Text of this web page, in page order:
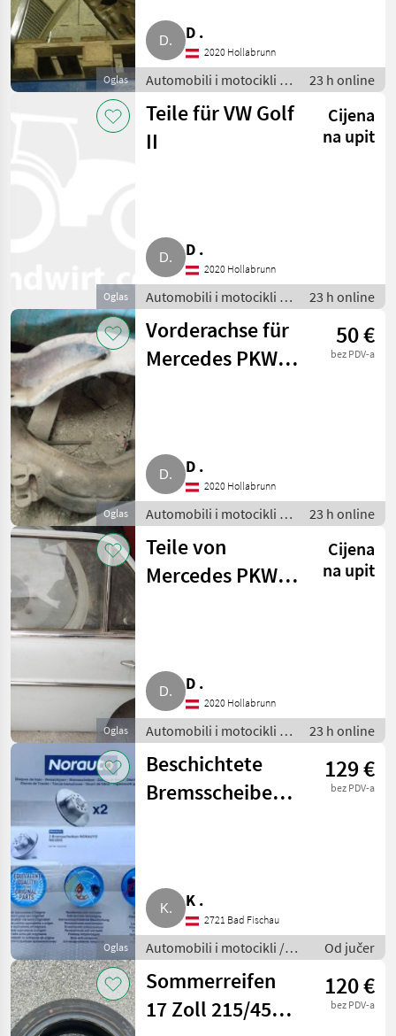
MARKETPLACE
Marketplace
Ponude
trgovaca
Mali
oglasi
Oglas
D .
2020 Hollabrunn
Automobili i motocikli /
Dijelovi za automobile
23 h online
Oglas
Teile für VW Golf
II
Cijena
na upit
D .
2020 Hollabrunn
Automobili i motocikli /
Dijelovi za automobile
23 h online
Oglas
Vorderachse für
Mercedes PKW
50 €
bez PDV-a
D .
2020 Hollabrunn
Automobili i motocikli /
Dijelovi za automobile
23 h online
Oglas
Teile von
Mercedes PKW
Cijena
na upit
D .
2020 Hollabrunn
Automobili i motocikli /
Dijelovi za automobile
23 h online
Oglas
Beschichtete
Bremsscheiben
129 €
bez PDV-a
K .
2721 Bad Fischau
Automobili i motocikli /
Dijelovi za automobile
Od jučer
Sommerreifen
17 Zoll 215/45
120 €
bez PDV-a